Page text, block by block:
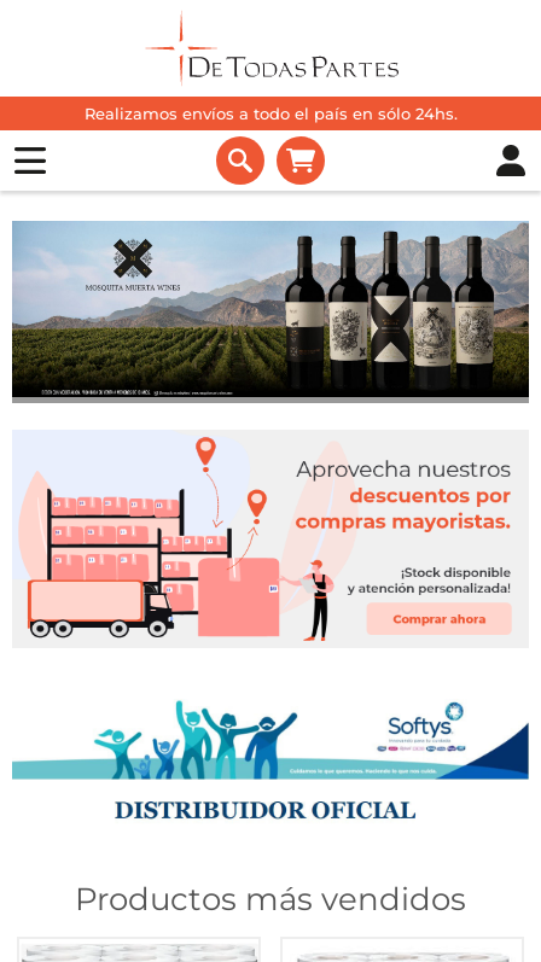
Realizamos envíos a todo el país en sólo 24hs.
Productos más vendidos